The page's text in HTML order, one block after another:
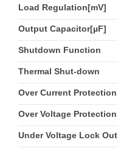
Load Regulation[mV]
Output Capacitor[µF]
Shutdown Function
Thermal Shut-down
Over Current Protection
Over Voltage Protection
Under Voltage Lock Out